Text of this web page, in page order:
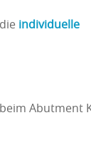
individuelle
Abutment